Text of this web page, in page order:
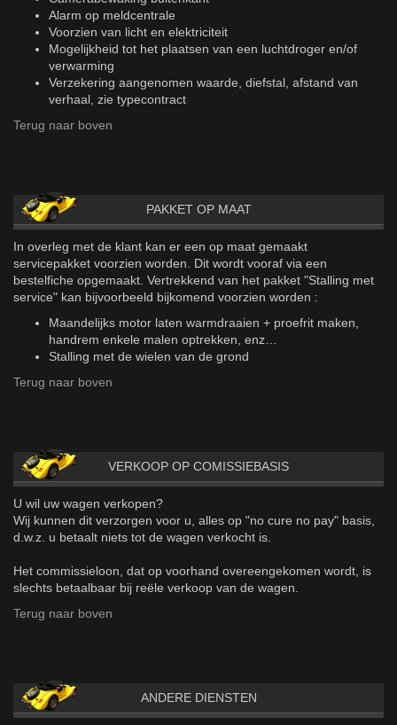
Alarm op meldcentrale
Voorzien van licht en elektriciteit
Mogelijkheid tot het plaatsen van een luchtdroger en/of
verwarming
Verzekering aangenomen waarde, diefstal, afstand van
verhaal, zie typecontract
Terug naar boven
PAKKET OP MAAT
In overleg met de klant kan er een op maat gemaakt
servicepakket voorzien worden. Dit wordt vooraf via een
bestelfiche opgemaakt. Vertrekkend van het pakket "Stalling met
service" kan bijvoorbeeld bijkomend voorzien worden :
Maandelijks motor laten warmdraaien + proefrit maken,
handrem enkele malen optrekken, enz…
Stalling met de wielen van de grond
Terug naar boven
VERKOOP OP COMISSIEBASIS
U wil uw wagen verkopen?
Wij kunnen dit verzorgen voor u, alles op "no cure no pay" basis,
d.w.z. u betaalt niets tot de wagen verkocht is.
Het commissieloon, dat op voorhand overeengekomen wordt, is
slechts betaalbaar bij reële verkoop van de wagen.
Terug naar boven
ANDERE DIENSTEN